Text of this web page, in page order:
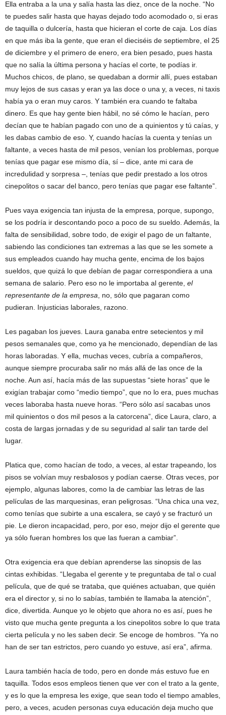
Ella entraba a la una y salía hasta las diez, once de la noche. “No
te puedes salir hasta que hayas dejado todo acomodado o, si eras
de taquilla o dulcería, hasta que hicieran el corte de caja. Los días
en que más iba la gente, que eran el dieciséis de septiembre, el 25
de diciembre y el primero de enero, era bien pesado, pues hasta
que no salía la última persona y hacías el corte, te podías ir.
Muchos chicos, de plano, se quedaban a dormir allí, pues estaban
muy lejos de sus casas y eran ya las doce o una y, a veces, ni taxis
había ya o eran muy caros. Y también era cuando te faltaba
dinero. Es que hay gente bien hábil, no sé cómo le hacían, pero
decían que te habían pagado con uno de a quinientos y tú caías, y
les dabas cambio de eso. Y, cuando hacías la cuenta y tenías un
faltante, a veces hasta de mil pesos, venían los problemas, porque
tenías que pagar ese mismo día, sí – dice, ante mi cara de
incredulidad y sorpresa –, tenías que pedir prestado a los otros
cinepolitos o sacar del banco, pero tenías que pagar ese faltante”.
Pues vaya exigencia tan injusta de la empresa, porque, supongo,
se los podría ir descontando poco a poco de su sueldo. Además, la
falta de sensibilidad, sobre todo, de exigir el pago de un faltante,
sabiendo las condiciones tan extremas a las que se les somete a
sus empleados cuando hay mucha gente, encima de los bajos
sueldos, que quizá lo que debían de pagar correspondiera a una
semana de salario. Pero eso no le importaba al gerente, el
representante de la empresa , no, sólo que pagaran como
pudieran. Injusticias laborales, razono.
Les pagaban los jueves. Laura ganaba entre setecientos y mil
pesos semanales que, como ya he mencionado, dependían de las
horas laboradas. Y ella, muchas veces, cubría a compañeros,
aunque siempre procuraba salir no más allá de las once de la
noche. Aun así, hacía más de las supuestas “siete horas” que le
exigían trabajar como “medio tiempo”, que no lo era, pues muchas
veces laboraba hasta nueve horas. “Pero sólo así sacabas unos
mil quinientos o dos mil pesos a la catorcena”, dice Laura, claro, a
costa de largas jornadas y de su seguridad al salir tan tarde del
lugar.
Platica que, como hacían de todo, a veces, al estar trapeando, los
pisos se volvían muy resbalosos y podían caerse. Otras veces, por
ejemplo, algunas labores, como la de cambiar las letras de las
películas de las marquesinas, eran peligrosas. “Una chica una vez,
como tenías que subirte a una escalera, se cayó y se fracturó un
pie. Le dieron incapacidad, pero, por eso, mejor dijo el gerente que
ya sólo fueran hombres los que las fueran a cambiar”.
Otra exigencia era que debían aprenderse las sinopsis de las
cintas exhibidas. “Llegaba el gerente y te preguntaba de tal o cual
película, que de qué se trataba, que quiénes actuaban, que quién
era el director y, si no lo sabías, también te llamaba la atención”,
dice, divertida. Aunque yo le objeto que ahora no es así, pues he
visto que mucha gente pregunta a los cinepolitos sobre lo que trata
cierta película y no les saben decir. Se encoge de hombros. ”Ya no
han de ser tan estrictos, pero cuando yo estuve, así era”, afirma.
Laura también hacía de todo, pero en donde más estuvo fue en
taquilla. Todos esos empleos tienen que ver con el trato a la gente,
y es lo que la empresa les exige, que sean todo el tiempo amables,
pero, a veces, acuden personas cuya educación deja mucho que